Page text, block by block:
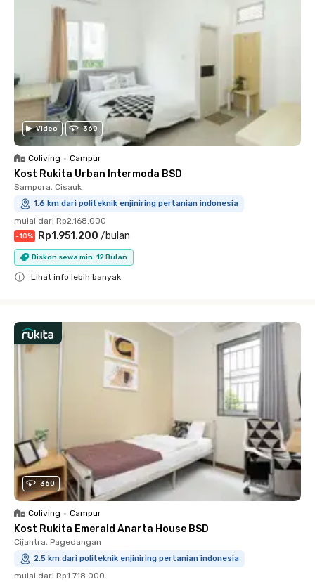
Video 360
Coliving • Campur
Kost Rukita Urban Intermoda BSD
Sampora, Cisauk
1.6 km dari politeknik enjiniring pertanian indonesia
mulai dari Rp2.168.000
-10% Rp1.951.200 /bulan
Diskon sewa min. 12 Bulan
Lihat info lebih banyak
360
Coliving • Campur
Kost Rukita Emerald Anarta House BSD
Cijantra, Pagedangan
2.5 km dari politeknik enjiniring pertanian indonesia
mulai dari Rp1.718.000